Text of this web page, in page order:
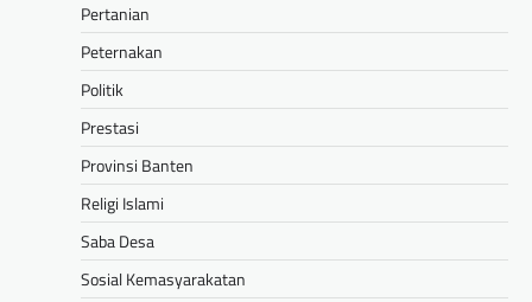
Pertanian
Peternakan
Politik
Prestasi
Provinsi Banten
Religi Islami
Saba Desa
Sosial Kemasyarakatan